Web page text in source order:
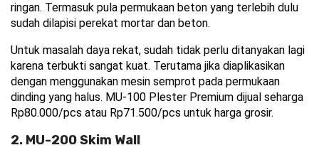
ringan. Termasuk pula permukaan beton yang terlebih dulu
sudah dilapisi perekat mortar dan beton.
Untuk masalah daya rekat, sudah tidak perlu ditanyakan lagi
karena terbukti sangat kuat. Terutama jika diaplikasikan
dengan menggunakan mesin semprot pada permukaan
dinding yang halus. MU-100 Plester Premium dijual seharga
Rp80.000/pcs atau Rp71.500/pcs untuk harga grosir.
2. MU-200 Skim Wall